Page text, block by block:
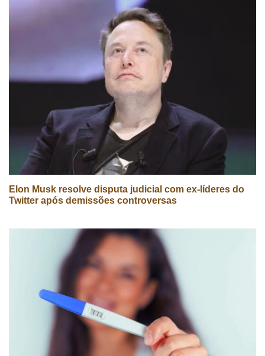
Elon Musk resolve disputa judicial com ex-líderes do
Twitter após demissões controversas